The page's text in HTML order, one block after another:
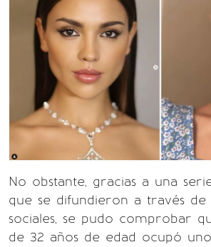
No obstante, gracias a una
que se difundieron a través de
sociales, se pudo comprobar
de 32 años de edad ocupó